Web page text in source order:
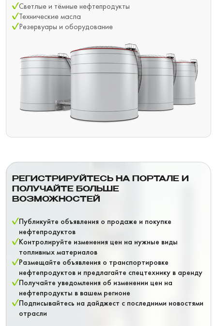
Светлые и тёмные нефтепродукты
Технические масла
Резервуары и оборудование
РЕГИСТРИРУЙТЕСЬ НА ПОРТАЛЕ И
ПОЛУЧАЙТЕ БОЛЬШЕ
ВОЗМОЖНОСТЕЙ
Публикуйте объявления о продаже и покупке
нефтепродуктов
Контролируйте изменения цен на нужные виды
топливных материалов
Размещайте объявления о транспортировке
нефтепродуктов и предлагайте спецтехнику в аренду
Получайте уведомления об изменении цен на
нефтепродукты в вашем регионе
Подписывайтесь на дайджест с последними новостями
отрасли